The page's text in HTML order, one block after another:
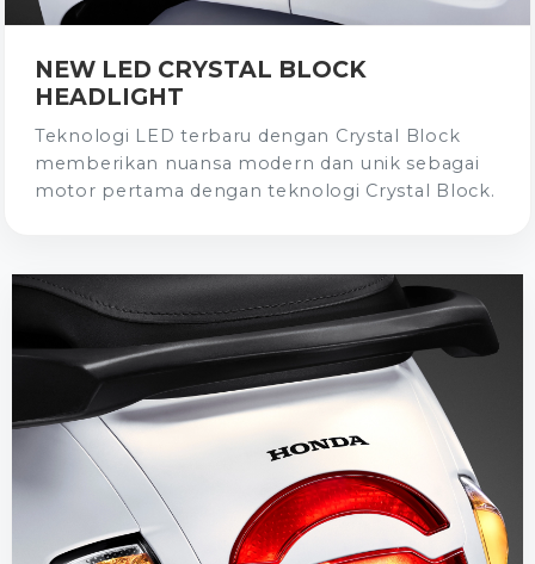
NEW LED CRYSTAL BLOCK
HEADLIGHT
Teknologi LED terbaru dengan Crystal Block
memberikan nuansa modern dan unik sebagai
motor pertama dengan teknologi Crystal Block.